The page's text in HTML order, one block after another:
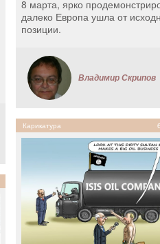
8 марта, ярко
далеко Европа ушла от
позиции.
Владимир Скрипов
Карикатура